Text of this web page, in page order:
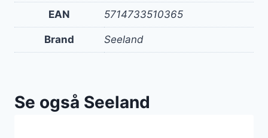
EAN 5714733510365
Brand Seeland
Se også Seeland